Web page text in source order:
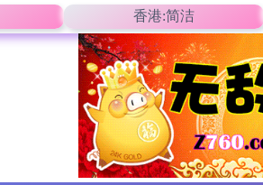
香港:简洁